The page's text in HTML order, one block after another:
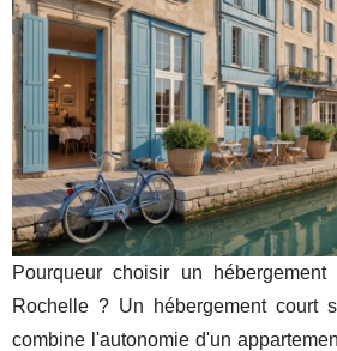
Pourqueur choisir un
Rochelle ? Un hébergement court
combine l'autonomie d'un